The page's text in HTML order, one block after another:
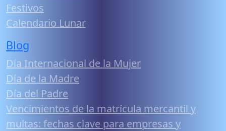
Festivos
Calendario Lunar
Blog
Día Internacional de la Mujer
Día de la Madre
Día del Padre
Vencimientos de la matrícula mercantil y
multas: fechas clave para empresas y